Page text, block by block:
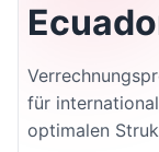
für
optimalen